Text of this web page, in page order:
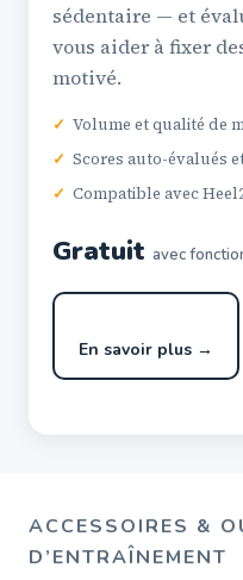
sédentaire — et
vous aider à fixer
motivé.
✓ Volume et qualité de
✓ Scores auto-évalués
✓ Compatible avec
Gratuit avec
En savoir plus →
ACCESSOIRES &
D’ENTRAÎNEMENT